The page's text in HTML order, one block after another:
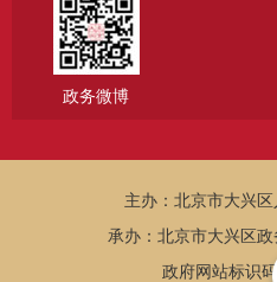
政务微博
主办：北京市大兴
承办：北京市大兴区政
政府网站标识